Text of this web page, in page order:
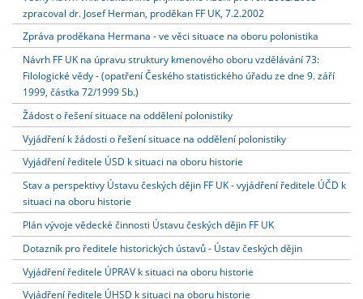
zpracoval dr. Josef Herman, proděkan FF UK, 7.2.2002
Zpráva proděkana Hermana - ve věci situace na oboru polonistika
Návrh FF UK na úpravu struktury kmenového oboru vzdělávání 73:
Filologické vědy - (opatření Českého statistického úřadu ze dne 9. září
1999, částka 72/1999 Sb.)
Žádost o řešení situace na oddělení polonistiky
Vyjádření k žádosti o řešení situace na oddělení polonistiky
Vyjádření ředitele ÚSD k situaci na oboru historie
Stav a perspektivy Ústavu českých dějin FF UK - vyjádření ředitele ÚČD k
situaci na oboru historie
Plán vývoje vědecké činnosti Ústavu českých dějin FF UK
Dotazník pro ředitele historických ústavů - Ústav českých dějin
Vyjádření ředitele ÚPRAV k situaci na oboru historie
Vyjádření ředitele ÚHSD k situaci na oboru historie